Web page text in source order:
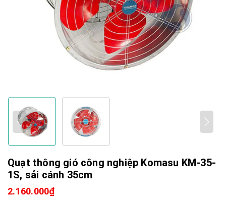
Quạt thông gió công nghiệp Komasu KM-35-
1S, sải cánh 35cm
2.160.000₫